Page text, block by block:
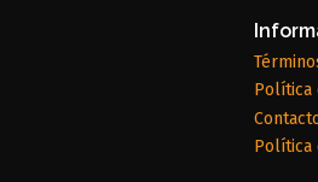
Política
Política